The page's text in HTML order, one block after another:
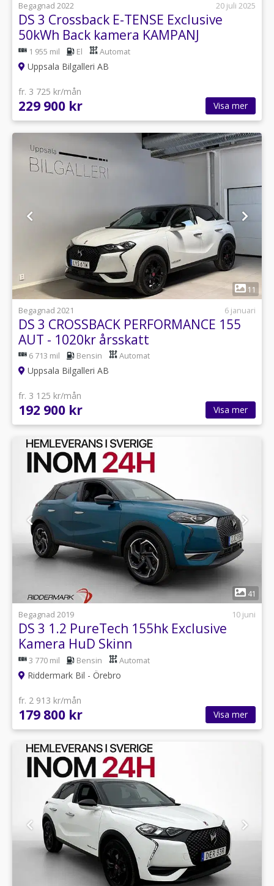
Begagnad 2022
20 juli 2025
DS 3 Crossback E-TENSE Exclusive
50kWh Back kamera KAMPANJ
1 955 mil El Automat
Uppsala Bilgalleri AB
fr. 3 725 kr/mån
229 900 kr Visa mer
1
11
Begagnad 2021
6 januari
DS 3 CROSSBACK PERFORMANCE 155
AUT - 1020kr årsskatt
6 713 mil Bensin Automat
Uppsala Bilgalleri AB
fr. 3 125 kr/mån
192 900 kr Visa mer
1
41
Begagnad 2019
10 juni
DS 3 1.2 PureTech 155hk Exclusive
Kamera HuD Skinn
3 770 mil Bensin Automat
Riddermark Bil - Örebro
fr. 2 913 kr/mån
179 800 kr Visa mer